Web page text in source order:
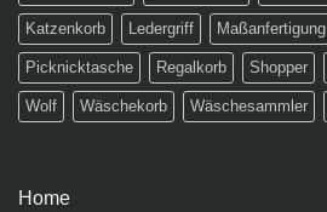
Katzenkorb Ledergriff Maßanfertigung
Picknicktasche Regalkorb Shopper
Wolf Wäschekorb Wäschesammler
Home